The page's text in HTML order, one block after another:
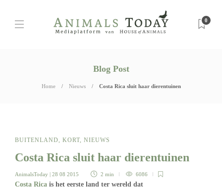
0
Blog Post
Home Nieuws Costa Rica sluit haar dierentuinen
BUITENLAND, KORT, NIEUWS
Costa Rica sluit haar dierentuinen
AnimalsToday | 28 08 2015 2 min 6086
Costa Rica is het eerste land ter wereld dat